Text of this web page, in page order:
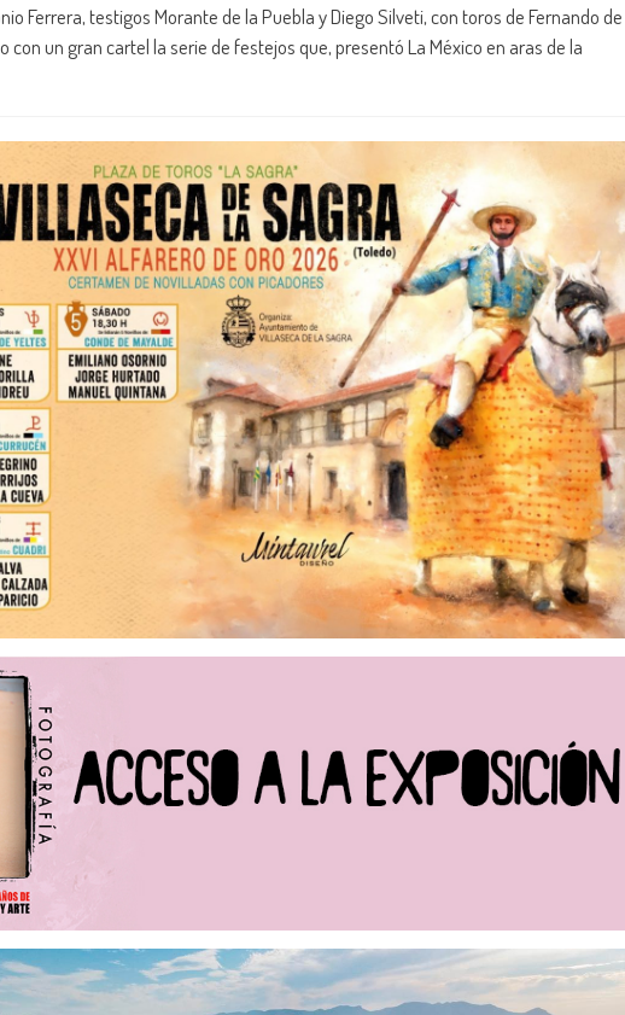
Ferrera, testigos Morante de la Puebla y Diego Silveti, con toros de Fernando de
con un gran cartel la serie de festejos que, presentó La México en aras de la